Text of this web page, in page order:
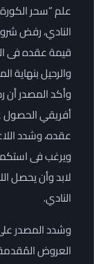
علم “سحر
النادي، رفض
قيمة عقده فى
والرحيل بنهاية
وأكد المصدر أن
عقده، وشدد
ويرغب فى
لابد وأن يحصل
النادي.
وشدد المصدر
العروض